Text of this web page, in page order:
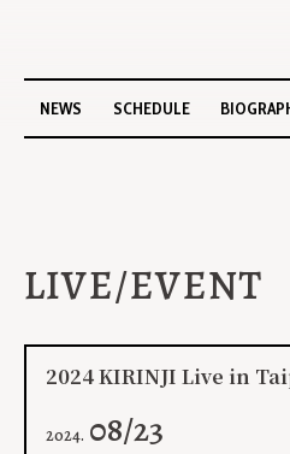
NEWS SCHEDULE
LIVE/EVENT
2024 KIRINJI Live in
2024. 08/23